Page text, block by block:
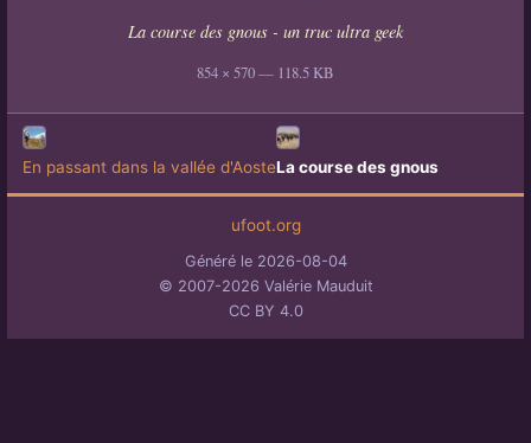
La course des gnous - un truc ultra geek
854 × 570 — 118.5 KB
En passant dans la vallée d'AosteLa course des gnous
ufoot.org
Généré le 2026-08-04
© 2007-2026 Valérie Mauduit
CC BY 4.0